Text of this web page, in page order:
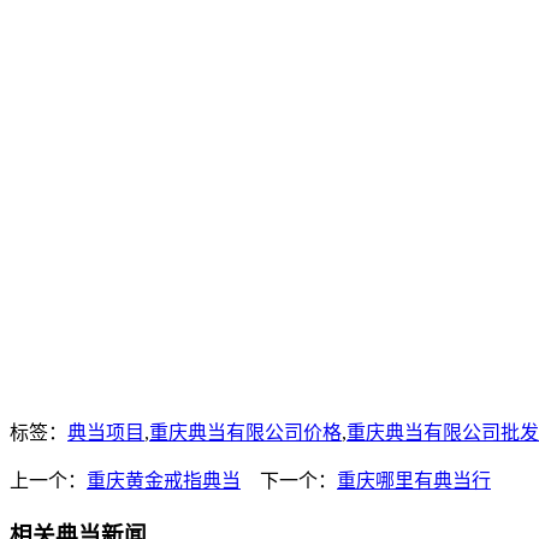
标签： 典当项目 ,重庆典当有限公司价格,重庆典当有限公司批发
上一个： 重庆黄金戒指典当 下一个： 重庆哪里有典当行